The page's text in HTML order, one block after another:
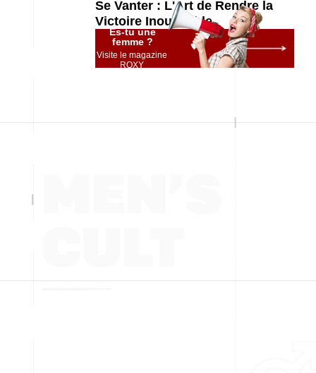
Se Vanter : L'Art de Rendre la
Victoire Inoubliable
Es-tu une
femme ?
Visite le magazine
ROXY